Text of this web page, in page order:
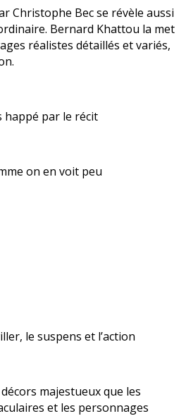
Christophe Bec se révèle aussi
Bernard Khattou la met
réalistes détaillés et variés,
happé par le récit
on en voit peu
le suspens et l’action
majestueux que les
et les personnages